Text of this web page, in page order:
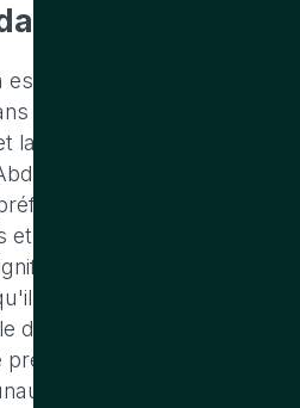
d'origine arabe et est
les pays du Maghreb, tels
la Tunisie. Il est dérivé de
Allah", qui signifie
"Bou" est souvent
noms de famille en
"père de" ou
puisse aussi être une
de certains prénoms. En
peut également être
de la diaspora nord-